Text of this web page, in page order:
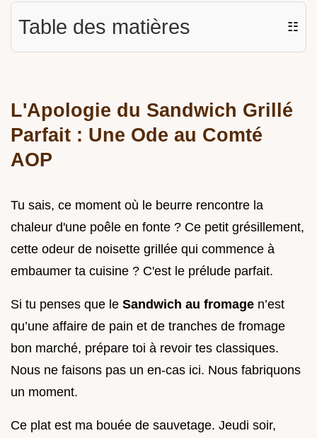
Table des matières ☷
L'Apologie du Sandwich Grillé
Parfait : Une Ode au Comté
AOP
Tu sais, ce moment où le beurre rencontre la
chaleur d'une poêle en fonte ? Ce petit grésillement,
cette odeur de noisette grillée qui commence à
embaumer ta cuisine ? C'est le prélude parfait.
Si tu penses que le Sandwich au fromage n’est
qu’une affaire de pain et de tranches de fromage
bon marché, prépare toi à revoir tes classiques.
Nous ne faisons pas un en-cas ici. Nous fabriquons
un moment.
Ce plat est ma bouée de sauvetage. Jeudi soir,